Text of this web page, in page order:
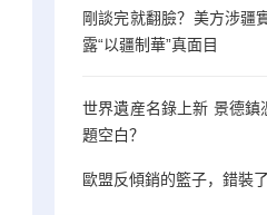
剛談完就翻臉？美方涉疆
露“以疆制華”真面目
世界遺産名錄上新 景德鎮
題空白？
歐盟反傾銷的籃子，錯裝